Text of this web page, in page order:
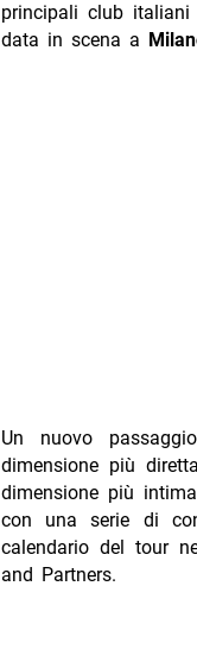
principali club
data in scena a
Un nuovo
dimensione più
dimensione più
con una serie di
calendario del tour
and Partners.